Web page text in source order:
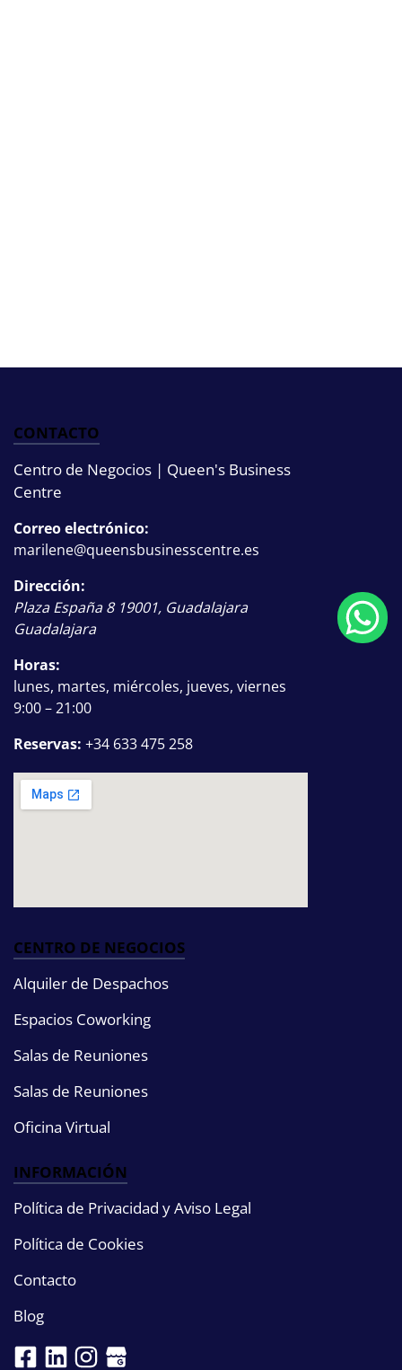
CONTACTO
Centro de Negocios | Queen's Business
Centre
Correo electrónico:
marilene@queensbusinesscentre.es
Dirección:
Plaza España 8 19001, Guadalajara
Guadalajara
Horas:
lunes, martes, miércoles, jueves, viernes
9:00 – 21:00
Reservas: +34 633 475 258
CENTRO DE NEGOCIOS
Alquiler de Despachos
Espacios Coworking
Salas de Reuniones
Salas de Reuniones
Oficina Virtual
INFORMACIÓN
Política de Privacidad y Aviso Legal
Política de Cookies
Contacto
Blog